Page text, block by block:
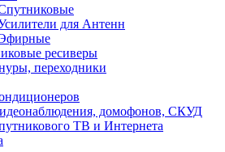
для Антенн
ресиверы
переходники
домофонов, СКУД
ТВ и Интернета